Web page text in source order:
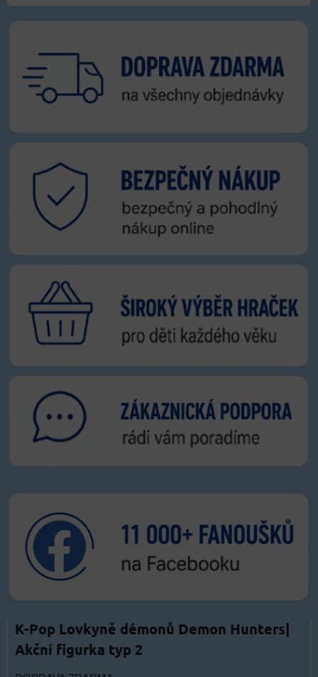
K-Pop Lovkyně démonů Demon Hunters|
Akční figurka typ 2